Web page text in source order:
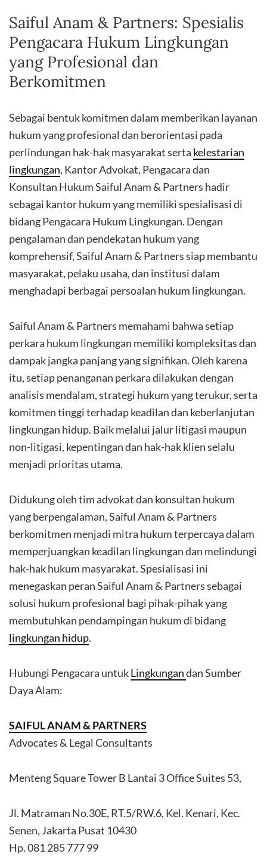
Saiful Anam & Partners: Spesialis
Pengacara Hukum Lingkungan
yang Profesional dan
Berkomitmen
Sebagai bentuk komitmen dalam memberikan layanan
hukum yang profesional dan berorientasi pada
perlindungan hak-hak masyarakat serta kelestarian
lingkungan, Kantor Advokat, Pengacara dan
Konsultan Hukum Saiful Anam & Partners hadir
sebagai kantor hukum yang memiliki spesialisasi di
bidang Pengacara Hukum Lingkungan. Dengan
pengalaman dan pendekatan hukum yang
komprehensif, Saiful Anam & Partners siap membantu
masyarakat, pelaku usaha, dan institusi dalam
menghadapi berbagai persoalan hukum lingkungan.
Saiful Anam & Partners memahami bahwa setiap
perkara hukum lingkungan memiliki kompleksitas dan
dampak jangka panjang yang signifikan. Oleh karena
itu, setiap penanganan perkara dilakukan dengan
analisis mendalam, strategi hukum yang terukur, serta
komitmen tinggi terhadap keadilan dan keberlanjutan
lingkungan hidup. Baik melalui jalur litigasi maupun
non-litigasi, kepentingan dan hak-hak klien selalu
menjadi prioritas utama.
Didukung oleh tim advokat dan konsultan hukum
yang berpengalaman, Saiful Anam & Partners
berkomitmen menjadi mitra hukum terpercaya dalam
memperjuangkan keadilan lingkungan dan melindungi
hak-hak hukum masyarakat. Spesialisasi ini
menegaskan peran Saiful Anam & Partners sebagai
solusi hukum profesional bagi pihak-pihak yang
membutuhkan pendampingan hukum di bidang
lingkungan hidup.
Hubungi Pengacara untukLingkungandan Sumber
Daya Alam:
SAIFUL ANAM & PARTNERS
Advocates & Legal Consultants
Menteng Square Tower B Lantai 3 Office Suites 53,
Jl. Matraman No.30E, RT.5/RW.6, Kel. Kenari, Kec.
Senen, Jakarta Pusat 10430
Hp. 081 285 777 99